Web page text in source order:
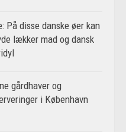
På disse danske øer kan
lækker mad og dansk
gårdhaver og
i København